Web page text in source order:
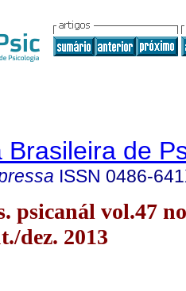
Brasileira de
ISSN 0486-
psicanál vol.47
dez. 2013